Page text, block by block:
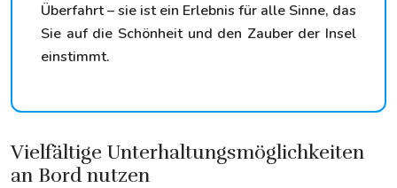
Überfahrt – sie ist ein Erlebnis für alle Sinne, das
Sie auf die Schönheit und den Zauber der Insel
einstimmt.
Vielfältige Unterhaltungsmöglichkeiten
an Bord nutzen